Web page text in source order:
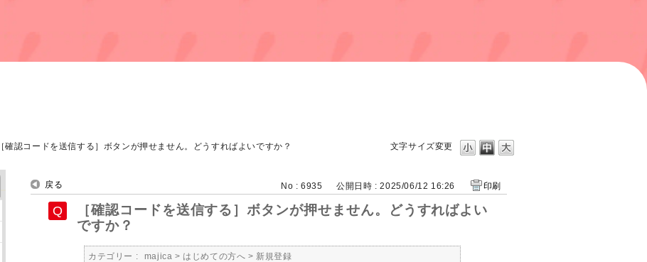
文字サイズ変更
［確認コードを送信する］ボタンが押せません。どうすればよいですか？
戻る No : 6935 公開日時 : 2025/06/12 16:26 印刷
［確認コードを送信する］ボタンが押せません。どうすればよい
ですか？
カテゴリー : majica > はじめての方へ > 新規登録